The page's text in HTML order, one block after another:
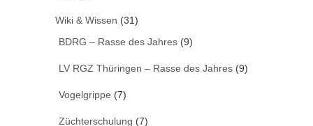
Wiki & Wissen (31)
BDRG – Rasse des Jahres (9)
LV RGZ Thüringen – Rasse des Jahres (9)
Vogelgrippe (7)
Züchterschulung (7)